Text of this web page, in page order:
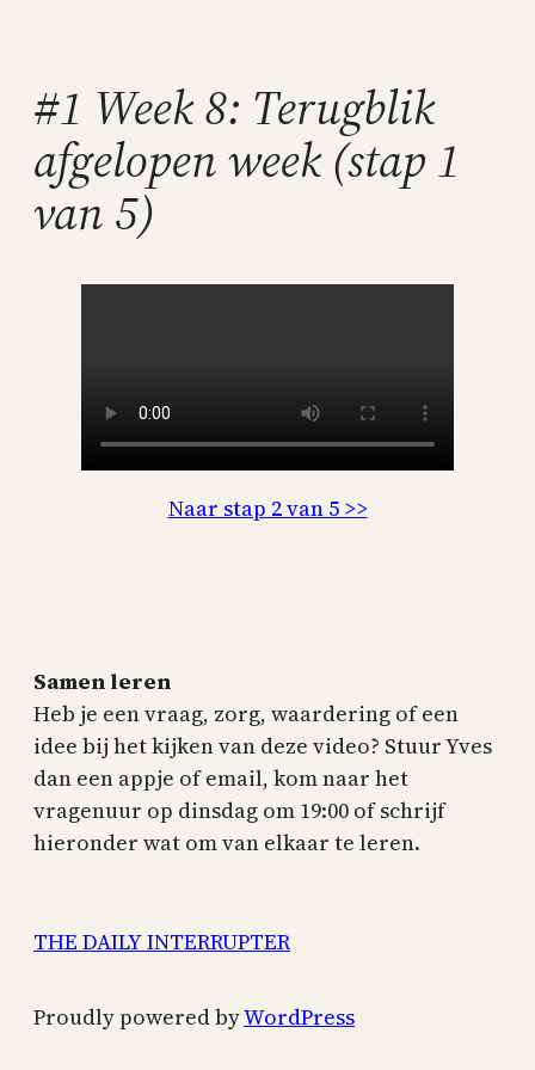
content
#1 Week 8: Terugblik
afgelopen week (stap 1
van 5)
Naar stap 2 van 5 >>
Samen leren
Heb je een vraag, zorg, waardering of een
idee bij het kijken van deze video? Stuur Yves
dan een appje of email, kom naar het
vragenuur op dinsdag om 19:00 of schrijf
hieronder wat om van elkaar te leren.
THE DAILY INTERRUPTER
Proudly powered byWordPress